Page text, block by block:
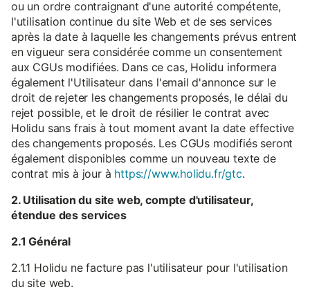
ou un ordre contraignant d'une autorité compétente,
l'utilisation continue du site Web et de ses services
après la date à laquelle les changements prévus entrent
en vigueur sera considérée comme un consentement
aux CGUs modifiées. Dans ce cas, Holidu informera
également l'Utilisateur dans l'email d'annonce sur le
droit de rejeter les changements proposés, le délai du
rejet possible, et le droit de résilier le contrat avec
Holidu sans frais à tout moment avant la date effective
des changements proposés. Les CGUs modifiés seront
également disponibles comme un nouveau texte de
contrat mis à jour à https://www.holidu.fr/gtc.
2. Utilisation du site web, compte d'utilisateur,
étendue des services
2.1 Général
2.1.1 Holidu ne facture pas l'utilisateur pour l'utilisation
du site web.